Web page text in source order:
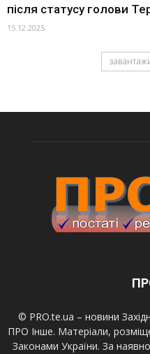
після статусу голови
15.12.2025
© PRO.te.ua – новини
ПРО Інше. Матеріали,
Законами України. За